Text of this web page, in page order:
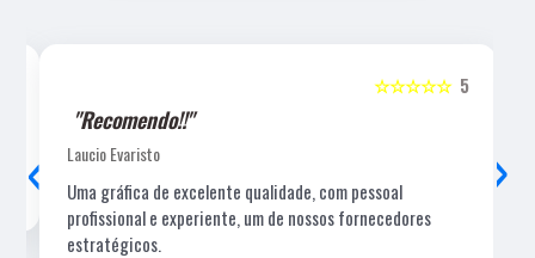
5
☆☆☆☆☆
"Recomendo!!"
Laucio Evaristo
Uma gráfica de excelente qualidade, com pessoal
profissional e experiente, um de nossos fornecedores
estratégicos.
‹ ›